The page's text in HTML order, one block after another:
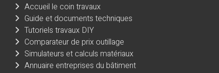
Accueil le coin travaux
Guide et documents techniques
Tutoriels travaux DIY
Comparateur de prix outillage
Simulateurs et calculs matériaux
Annuaire entreprises du bâtiment